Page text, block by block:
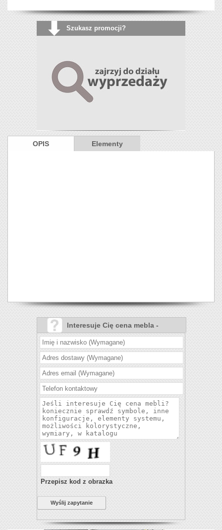
Szukasz promocji?
OPIS Elementy
Interesuje Cię cena mebla -
Jadalnia Saint Tropez?
Przepisz kod z obrazka
Wyślij zapytanie